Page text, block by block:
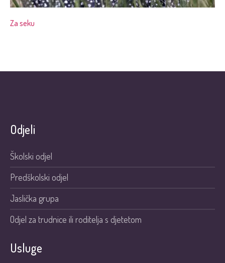
Za seku
Odjeli
Školski odjel
Predškolski odjel
Jaslička grupa
Odjel za trudnice ili roditelja s djetetom
Usluge